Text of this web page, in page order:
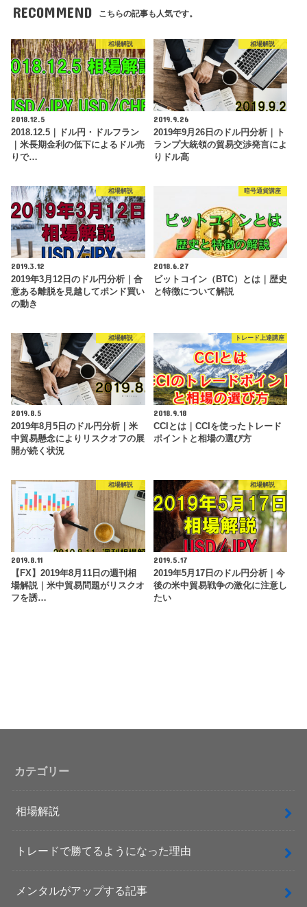
RECOMMEND こちらの記事も人気です。
相場解説
2018.12.5
2018.12.5｜ドル円・ドルフラン
｜米長期金利の低下によるドル売
りで…
相場解説
2019.9.26
2019年9月26日のドル円分析｜ト
ランプ大統領の貿易交渉発言によ
りドル高
相場解説
2019.3.12
2019年3月12日のドル円分析｜合
意ある離脱を見越してポンド買い
の動き
暗号通貨講座
2018.6.27
ビットコイン（BTC）とは｜歴史
と特徴について解説
相場解説
2019.8.5
2019年8月5日のドル円分析｜米
中貿易懸念によりリスクオフの展
開が続く状況
トレード上達講座
2018.9.18
CCIとは｜CCIを使ったトレード
ポイントと相場の選び方
相場解説
2019.8.11
【FX】2019年8月11日の週刊相
場解説｜米中貿易問題がリスクオ
フを誘…
相場解説
2019.5.17
2019年5月17日のドル円分析｜今
後の米中貿易戦争の激化に注意し
たい
カテゴリー
相場解説
トレードで勝てるようになった理由
メンタルがアップする記事